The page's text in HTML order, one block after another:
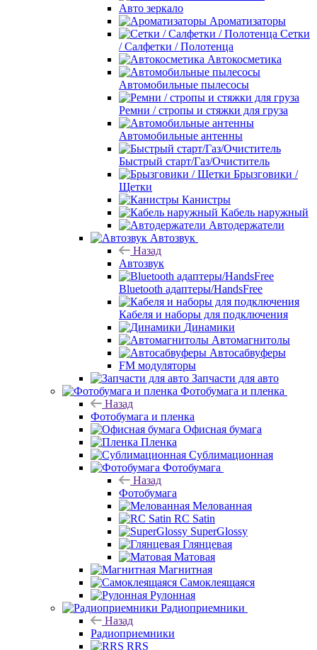
Авто зеркало
Ароматизаторы
Сетки
/ Салфетки / Полотенца
Автокосметика
Автомобильные пылесосы
Ремни / стропы и стяжки для груза
Автомобильные антенны
Быстрый старт/Газ/Очиститель
Брызговики /
Щетки
Канистры
Кабель наружный
Автодержатели
Автозвук
Назад
Автозвук
Bluetooth адаптеры/HandsFree
Кабеля и наборы для подключения
Динамики
Автомагнитолы
Автосабвуферы
FM модуляторы
Запчасти для авто
Фотобумага и пленка
Назад
Фотобумага и пленка
Офисная бумага
Пленка
Сублимационная
Фотобумага
Назад
Фотобумага
Мелованная
RC Satin
SuperGlossy
Глянцевая
Матовая
Магнитная
Самоклеящаяся
Рулонная
Радиоприемники
Назад
Радиоприемники
RRS